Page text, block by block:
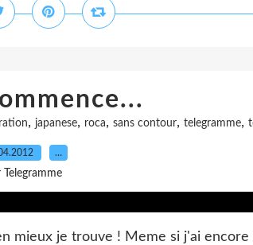
, japanese, roca, sans contour, telegramme,
…
Telegramme
mieux je trouve ! Meme si j'ai encore